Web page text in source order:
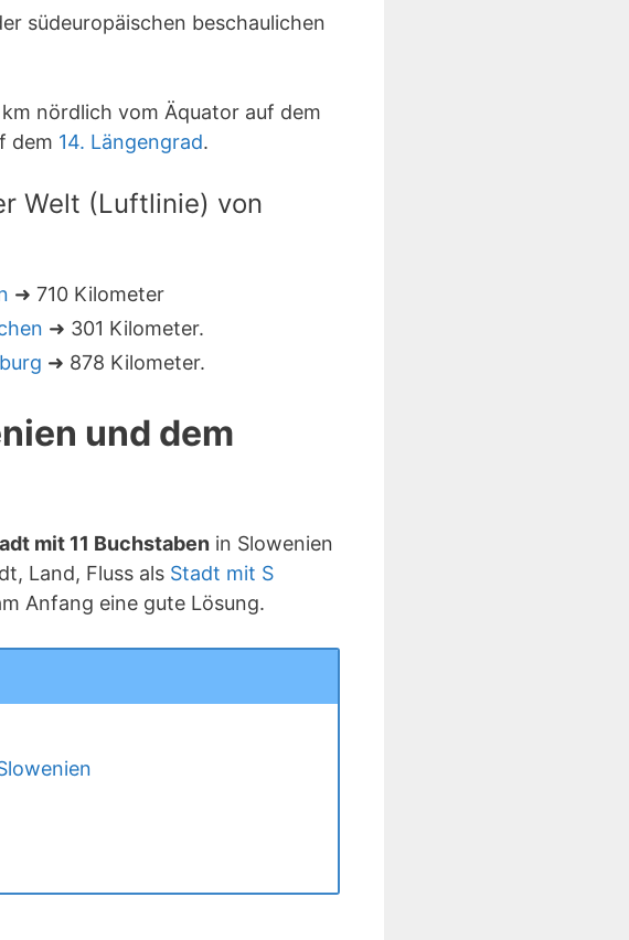
südeuropäischen beschaulichen
nördlich vom Äquator auf dem
dem 14. Längengrad.
Welt (Luftlinie) von
➜ 710 Kilometer
➜ 301 Kilometer.
➜ 878 Kilometer.
und dem
mit 11 Buchstaben in Slowenien
Land, Fluss als Stadt mit S
Anfang eine gute Lösung.